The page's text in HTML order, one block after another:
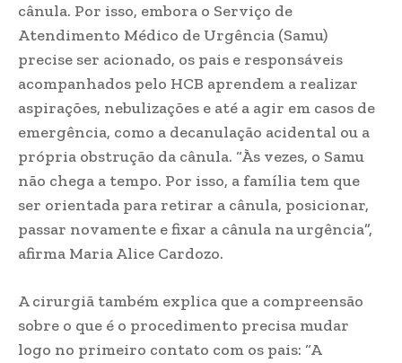
cânula. Por isso, embora o Serviço de
Atendimento Médico de Urgência (Samu)
precise ser acionado, os pais e responsáveis
acompanhados pelo HCB aprendem a realizar
aspirações, nebulizações e até a agir em casos de
emergência, como a decanulação acidental ou a
própria obstrução da cânula. “Às vezes, o Samu
não chega a tempo. Por isso, a família tem que
ser orientada para retirar a cânula, posicionar,
passar novamente e fixar a cânula na urgência”,
afirma Maria Alice Cardozo.
A cirurgiã também explica que a compreensão
sobre o que é o procedimento precisa mudar
logo no primeiro contato com os pais: “A